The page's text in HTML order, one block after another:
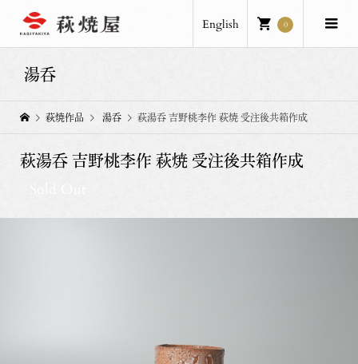
English 0
湯呑
萩焼作品 湯呑 萩湯呑 吉野桃李作 萩焼 受注後共箱作成
萩湯呑 吉野桃李作 萩焼 受注後共箱作成